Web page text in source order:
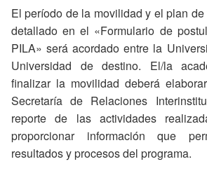
El período de la movilidad y el plan
detallado en el «Formulario de
PILA» será acordado entre la
Universidad de destino. El/la
finalizar la movilidad deberá
Secretaría de Relaciones
reporte de las actividades
proporcionar información que
resultados y procesos del programa.